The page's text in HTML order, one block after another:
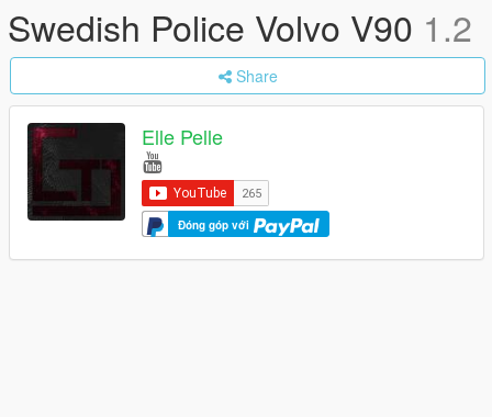
Swedish Police Volvo V90 1.2
Share
Elle Pelle
Đóng góp với